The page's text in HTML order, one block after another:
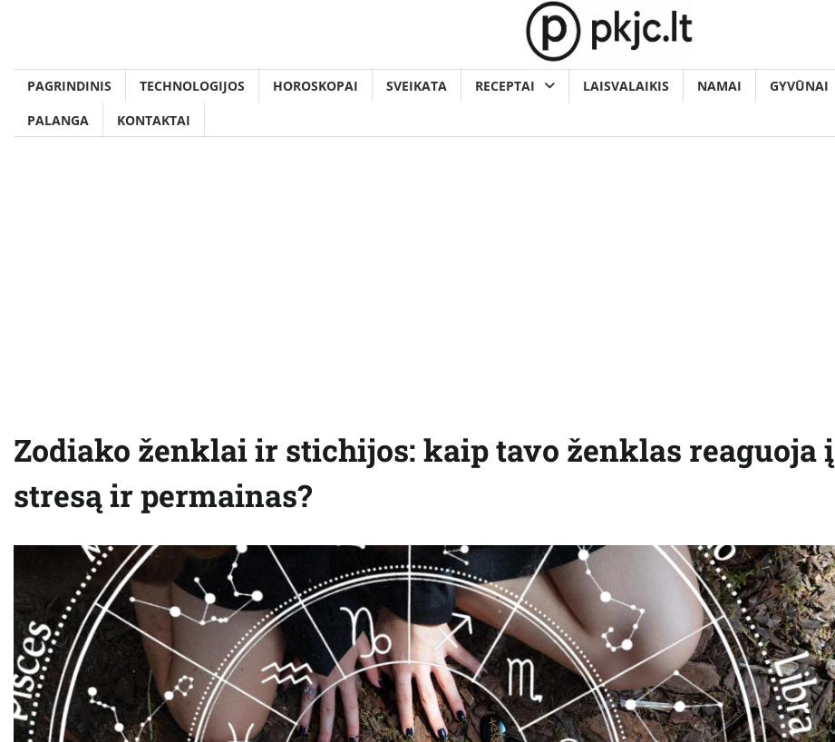
PAGRINDINIS TECHNOLOGIJOS HOROSKOPAI SVEIKATA RECEPTAI LAISVALAIKIS NAMAI GYVŪNAI
PALANGA
KONTAKTAI
Zodiako ženklai ir stichijos: kaip tavo ženklas reaguoja į
stresą ir permainas?